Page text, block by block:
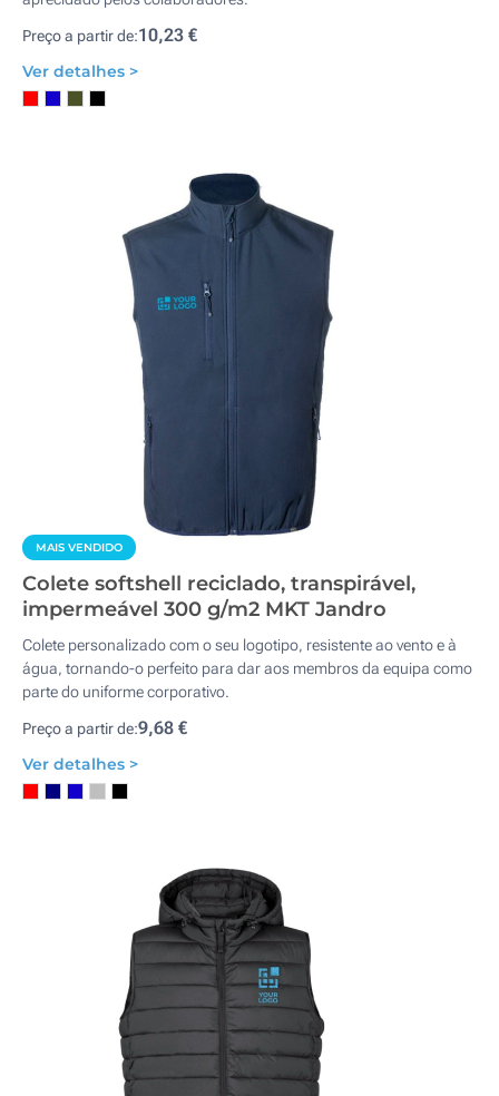
Preço a partir de:10,23 €
Ver detalhes >
MAIS VENDIDO
Colete softshell reciclado, transpirável,
impermeável 300 g/m2 MKT Jandro
Colete personalizado com o seu logotipo, resistente ao vento e à
água, tornando-o perfeito para dar aos membros da equipa como
parte do uniforme corporativo.
Preço a partir de:9,68 €
Ver detalhes >